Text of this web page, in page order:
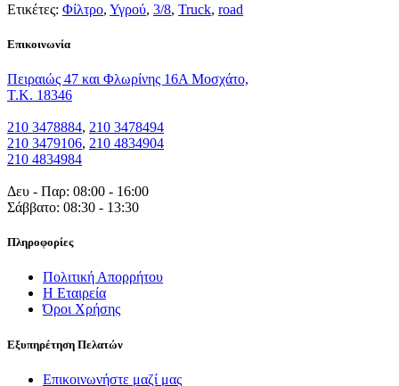
Ετικέτες: Φίλτρο, Υγρού, 3/8, Truck, road
Eπικοινωνία
Πειραιώς 47 και Φλωρίνης 16Α Μοσχάτο,
T.K. 18346
210 3478884, 210 3478494
210 3479106, 210 4834904
210 4834984
Δευ - Παρ: 08:00 - 16:00
Σάββατο: 08:30 - 13:30
Πληροφορίες
Πολιτική Απορρήτου
Η Εταιρεία
Όροι Χρήσης
Εξυπηρέτηση Πελατών
Επικοινωνήστε μαζί μας